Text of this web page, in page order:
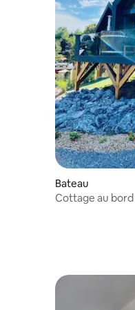
Bateau
Cottage au bord